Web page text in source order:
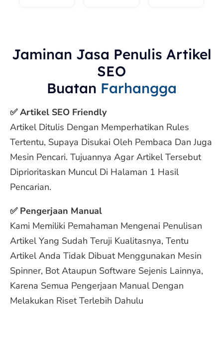
Jaminan Jasa Penulis Artikel
SEO
Buatan Farhangga
✅ Artikel SEO Friendly
Artikel Ditulis Dengan Memperhatikan Rules
Tertentu, Supaya Disukai Oleh Pembaca Dan Juga
Mesin Pencari. Tujuannya Agar Artikel Tersebut
Diprioritaskan Muncul Di Halaman 1 Hasil
Pencarian.
✅ Pengerjaan Manual
Kami Memiliki Pemahaman Mengenai Penulisan
Artikel Yang Sudah Teruji Kualitasnya, Tentu
Artikel Anda Tidak Dibuat Menggunakan Mesin
Spinner, Bot Ataupun Software Sejenis Lainnya,
Karena Semua Pengerjaan Manual Dengan
Melakukan Riset Terlebih Dahulu